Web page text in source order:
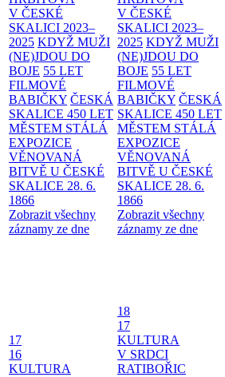
V ČESKÉ
SKALICI 2023–
2025 KDYŽ MUŽI
(NE)JDOU DO
BOJE 55 LET
FILMOVÉ
BABIČKY ČESKÁ
SKALICE 450 LET
MĚSTEM STÁLÁ
EXPOZICE
VĚNOVANÁ
BITVĚ U ČESKÉ
SKALICE 28. 6.
1866
Zobrazit všechny
záznamy ze dne
V ČESKÉ
SKALICI 2023–
2025 KDYŽ MUŽI
(NE)JDOU DO
BOJE 55 LET
FILMOVÉ
BABIČKY ČESKÁ
SKALICE 450 LET
MĚSTEM STÁLÁ
EXPOZICE
VĚNOVANÁ
BITVĚ U ČESKÉ
SKALICE 28. 6.
1866
Zobrazit všechny
záznamy ze dne
17
16
KULTURA
18
17
KULTURA
V SRDCI
RATIBOŘIC